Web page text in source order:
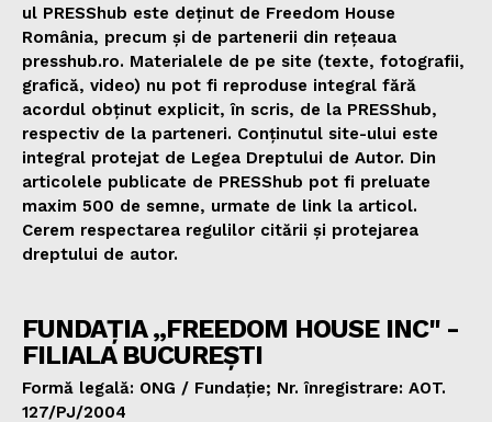
ul PRESShub este deținut de Freedom House
România, precum și de partenerii din rețeaua
presshub.ro. Materialele de pe site (texte, fotografii,
grafică, video) nu pot fi reproduse integral fără
acordul obținut explicit, în scris, de la PRESShub,
respectiv de la parteneri. Conținutul site-ului este
integral protejat de Legea Dreptului de Autor. Din
articolele publicate de PRESShub pot fi preluate
maxim 500 de semne, urmate de link la articol.
Cerem respectarea regulilor citării și protejarea
dreptului de autor.
FUNDAȚIA „FREEDOM HOUSE INC" -
FILIALA BUCUREȘTI
Formă legală: ONG / Fundație; Nr. înregistrare: AOT.
127/PJ/2004